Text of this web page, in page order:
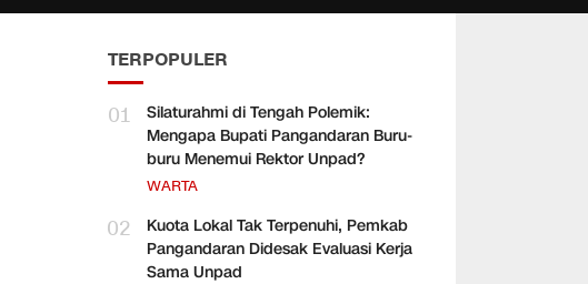
TERPOPULER
01
Silaturahmi di Tengah Polemik:
Mengapa Bupati Pangandaran Buru-
buru Menemui Rektor Unpad?
WARTA
02
Kuota Lokal Tak Terpenuhi, Pemkab
Pangandaran Didesak Evaluasi Kerja
Sama Unpad